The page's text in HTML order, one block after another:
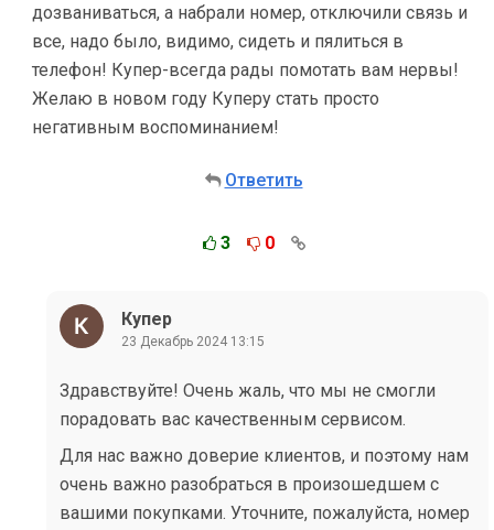
дозваниваться, а набрали номер, отключили связь и
все, надо было, видимо, сидеть и пялиться в
телефон! Купер-всегда рады помотать вам нервы!
Желаю в новом году Куперу стать просто
негативным воспоминанием!
Ответить
3 0
Купер
23 Декабрь 2024 13:15
Здравствуйте! Очень жаль, что мы не смогли
порадовать вас качественным сервисом.
Для нас важно доверие клиентов, и поэтому нам
очень важно разобраться в произошедшем с
вашими покупками. Уточните, пожалуйста, номер